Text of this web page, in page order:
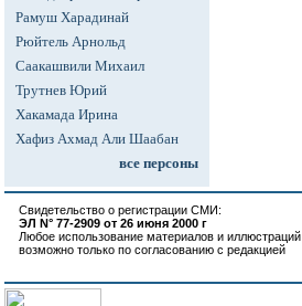
Рамуш Харадинай
Рюйтель Арнольд
Саакашвили Михаил
Трутнев Юрий
Хакамада Ирина
Хафиз Ахмад Али Шаабан
все персоны
Свидетельство о регистрации СМИ:
ЭЛ N° 77-2909 от 26 июня 2000 г
Любое использование материалов и иллюстраций
возможно только по согласованию с редакцией